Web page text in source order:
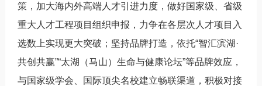
策，加大海内外高端人才引进力度，做好国家级、省级
重大人才工程项目组织申报，力争在各层次人才项目入
选数上实现更大突破；坚持品牌打造，依托“智汇滨湖·
共创共赢”“太湖（马山）生命与健康论坛”等品牌效应，
与国家级学会、国际顶尖名校建立畅联渠道，积极对接